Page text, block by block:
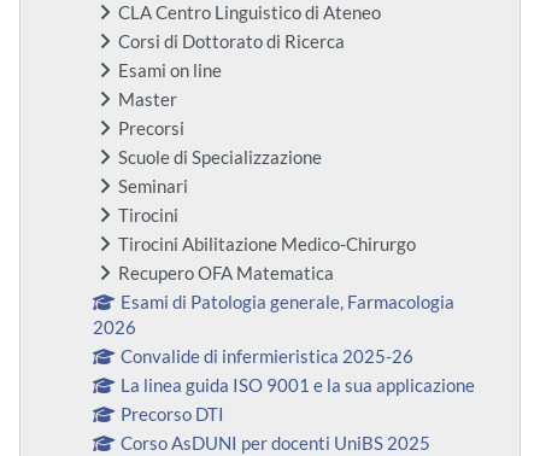
CLA Centro Linguistico di Ateneo
Corsi di Dottorato di Ricerca
Esami on line
Master
Precorsi
Scuole di Specializzazione
Seminari
Tirocini
Tirocini Abilitazione Medico-Chirurgo
Recupero OFA Matematica
Esami di Patologia generale, Farmacologia
2026
Convalide di infermieristica 2025-26
La linea guida ISO 9001 e la sua applicazione
Precorso DTI
Corso AsDUNI per docenti UniBS 2025